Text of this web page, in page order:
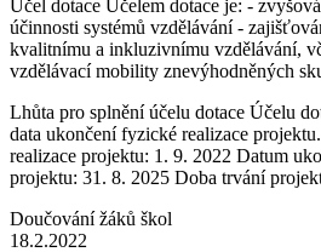
Účel dotace Účelem dotace je: -
účinnosti systémů vzdělávání -
kvalitnímu a inkluzivnímu vzdělávání,
vzdělávací mobility znevýhodněných
Lhůta pro splnění účelu dotace Účelu
data ukončení fyzické realizace
realizace projektu: 1. 9. 2022 Datum
projektu: 31. 8. 2025 Doba trvání
Doučování žáků škol
18.2.2022